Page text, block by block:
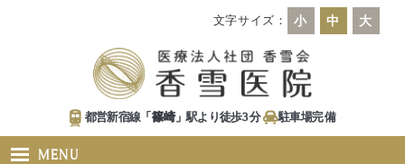
文字サイズ： 小 中 大
都営新宿線「篠崎」駅より徒歩3分 駐車場完備
MENU